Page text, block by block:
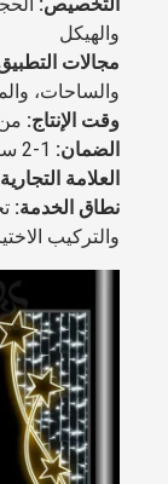
التخصيص:الحجم،
والهيكل
مجالات التطبيق:
والساحات،
وقت الإنتاج:من 10 إلى 15 يوماً
الضمان:1-2 سنة
العلامة التجارية:
نطاق الخدمة:
والتركيب